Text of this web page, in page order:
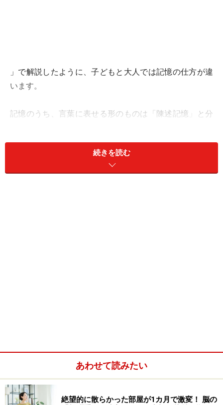
」で解説したように、子どもと大人では記憶の仕方が違
います。
記憶のうち、言葉に表せる形のものは「陳述記憶」と分
「思い出」に相当する「エピソード記憶」と、自分には
直接関係ないことでも暗記しておくと役立ちそうな「知
識」に相当する「意味記憶」があります（詳しくは「
でも、幼児は手当たり次第に、とにかく丸暗記すること
続きを読む
あわせて読みたい
絶望的に散らかった部屋が1カ月で激変！ 脳の